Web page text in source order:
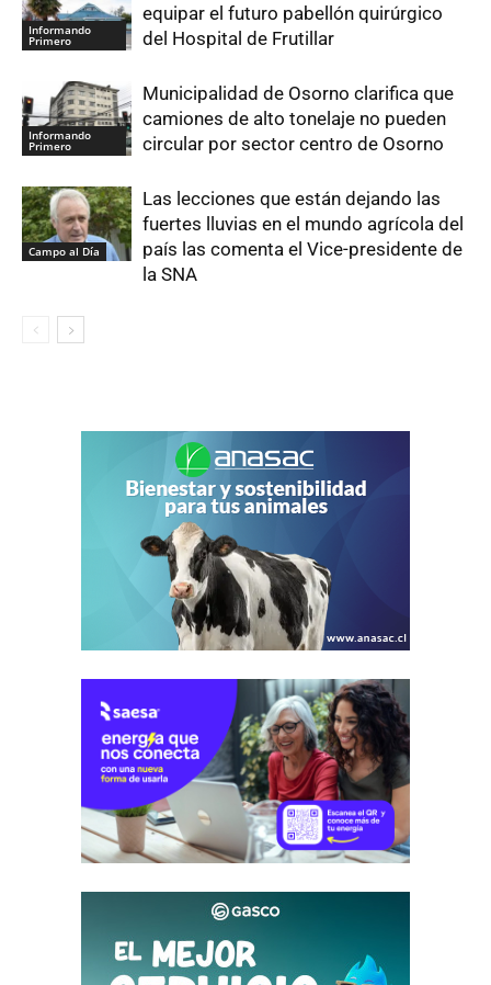
Informando
Primero
equipar el futuro pabellón quirúrgico
del Hospital de Frutillar
Informando
Primero
Municipalidad de Osorno clarifica que
camiones de alto tonelaje no pueden
circular por sector centro de Osorno
Campo al Día
Las lecciones que están dejando las
fuertes lluvias en el mundo agrícola del
país las comenta el Vice-presidente de
la SNA